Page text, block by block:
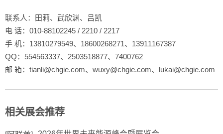
联系人：田莉、武欣渊、吕凯
电 话：010-88102245 / 2210 / 2217
手 机：13810279549、18600268271、13911167387
QQ：554563337、2503518877、7400762
邮 箱：tianli@chgie.com、wuxy@chgie.com、lukai@chgie.com
相关展会推荐